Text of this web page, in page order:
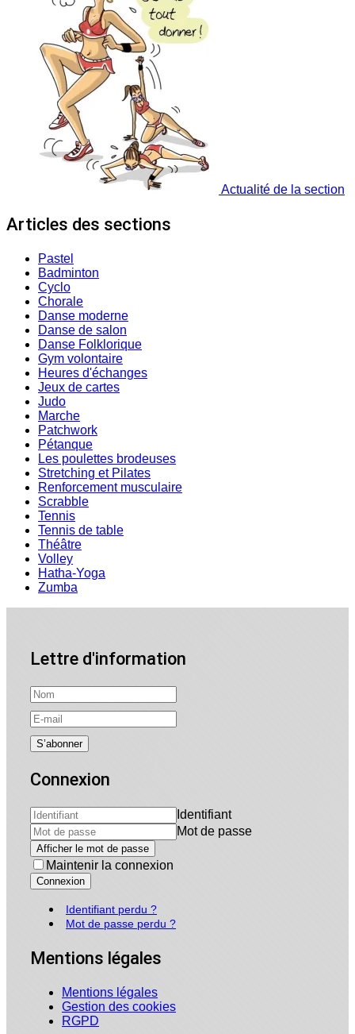
Actualité de la section
Articles des sections
Pastel
Badminton
Cyclo
Chorale
Danse moderne
Danse de salon
Danse Folklorique
Gym volontaire
Heures d'échanges
Jeux de cartes
Judo
Marche
Patchwork
Pétanque
Les poulettes brodeuses
Stretching et Pilates
Renforcement musculaire
Scrabble
Tennis
Tennis de table
Théâtre
Volley
Hatha-Yoga
Zumba
Lettre d'information
Connexion
Identifiant
Mot de passe
Afficher le mot de passe
Maintenir la connexion
Connexion
Identifiant perdu ?
Mot de passe perdu ?
Mentions légales
Mentions légales
Gestion des cookies
RGPD